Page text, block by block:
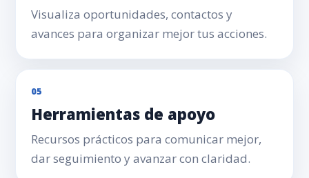
Visualiza oportunidades, contactos y
avances para organizar mejor tus acciones.
05
Herramientas de apoyo
Recursos prácticos para comunicar mejor,
dar seguimiento y avanzar con claridad.